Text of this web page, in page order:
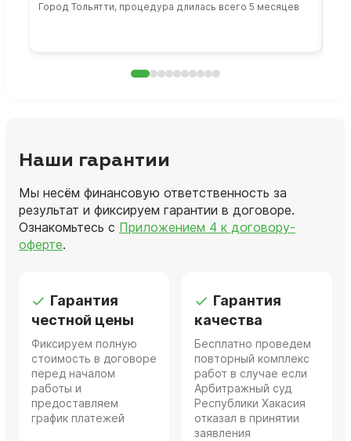
Город Тольятти, процедура длилась всего 5 месяцев
Наши гарантии
Мы несём финансовую ответственность за
результат и фиксируем гарантии в договоре.
Ознакомьтесь с Приложением 4 к договору-
оферте.
Гарантия
честной цены
Фиксируем полную
стоимость в договоре
перед началом
работы и
предоставляем
график платежей
Гарантия
качества
Бесплатно проведем
повторный комплекс
работ в случае если
Арбитражный суд
Республики Хакасия
отказал в принятии
заявления